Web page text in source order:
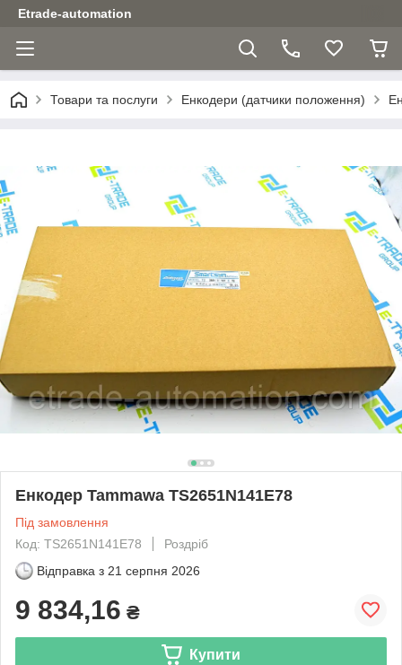
Etrade-automation
Товари та послуги Енкодери (датчики положення)
Енкодер Tammawa TS2651N141E78
Під замовлення
Код: TS2651N141E78
Роздріб
Відправка з 21 серпня 2026
9 834,16 ₴
Купити